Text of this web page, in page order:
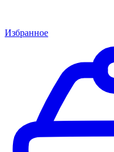
Избранное